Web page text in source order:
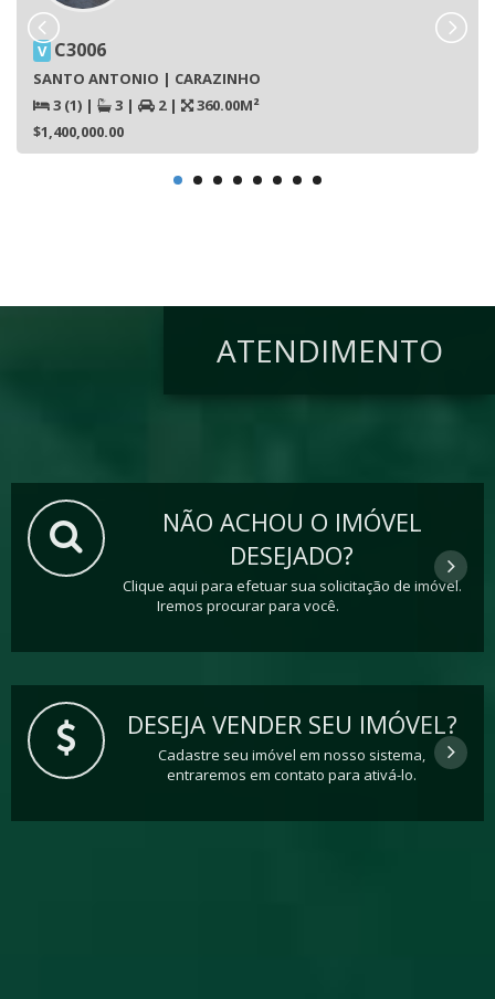
V C3006
SANTO ANTONIO | CARAZINHO
3 (1) | 3 | 2 |
360.00M²
$1,400,000.00
ATENDIMENTO
NÃO ACHOU O IMÓVEL
DESEJADO?
Clique aqui para efetuar sua solicitação de imóvel.
Iremos procurar para você.
DESEJA VENDER SEU IMÓVEL?
Cadastre seu imóvel em nosso sistema,
entraremos em contato para ativá-lo.